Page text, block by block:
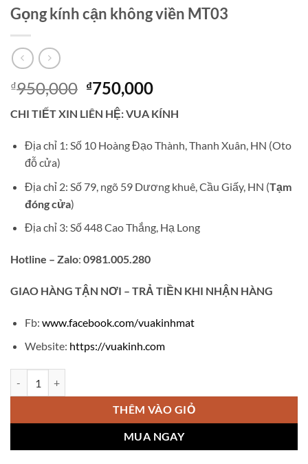
Gọng kính cận không viền MT03
₫950,000 Giá
gốc
là:
₫950,000.
₫750,000Giá
hiện
tại
là:
₫750,000.
CHI TIẾT XIN LIÊN HỆ: VUA KÍNH
Địa chỉ 1: Số 10 Hoàng Đạo Thành, Thanh Xuân, HN (Oto
đỗ cửa)
Địa chỉ 2: Số 79, ngõ 59 Dương khuê, Cầu Giấy, HN (Tạm
đóng cửa)
Địa chỉ 3: Số 448 Cao Thắng, Hạ Long
Hotline – Zalo: 0981.005.280
GIAO HÀNG TẬN NƠI – TRẢ TIỀN KHI NHẬN HÀNG
Fb: www.facebook.com/vuakinhmat
Website: https://vuakinh.com
THÊM VÀO GIỎ
MUA NGAY